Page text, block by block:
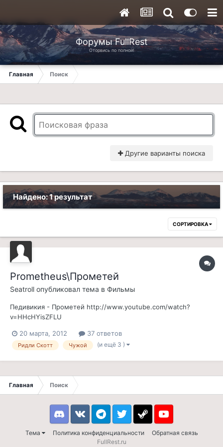
Форумы FullRest
Оторвись по полной!
Главная Поиск
Другие варианты поиска
Найдено: 1 результат
СОРТИРОВКА
Prometheus\Прометей
Seatroll опубликовал тема в Фильмы
Педивикия - Прометей http://www.youtube.com/watch?
v=HHcHYisZFLU
20 марта, 2012 37 ответов
Ридли Скотт Чужой (и ещё 3 )
Главная Поиск
Тема Политика конфиденциальности Обратная связь
DiscordVK TelegramTwitter Steam Youtube
FullRest.ru